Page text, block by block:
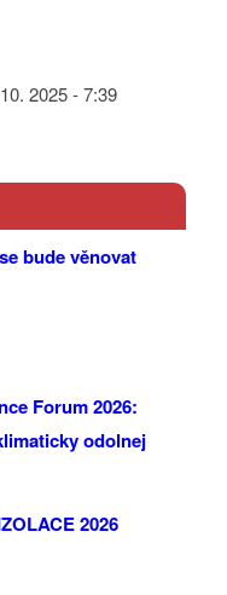
2025 - 7:39
bude věnovat
Forum 2026:
odolnej
2026